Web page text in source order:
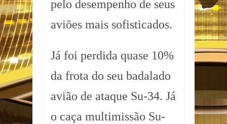
pelo desempenho de seus
aviões mais sofisticados.
Já foi perdida quase 10%
da frota do seu badalado
avião de ataque Su-34. Já
o caça multimissão Su-